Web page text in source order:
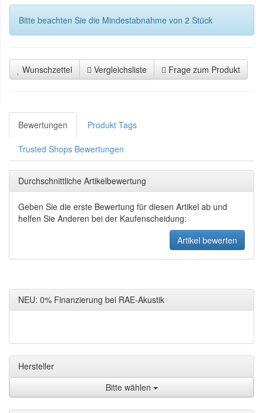
Bitte beachten Sie die Mindestabnahme von 2 Stück
Wunschzettel Vergleichsliste Frage zum Produkt
Bewertungen Produkt Tags
Trusted Shops Bewertungen
Durchschnittliche Artikelbewertung
Geben Sie die erste Bewertung für diesen Artikel ab und
helfen Sie Anderen bei der Kaufenscheidung:
NEU: 0% Finanzierung bei RAE-Akustik
Hersteller
Bitte wählen